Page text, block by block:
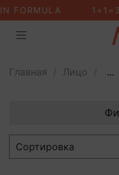
Главная Лицо ...